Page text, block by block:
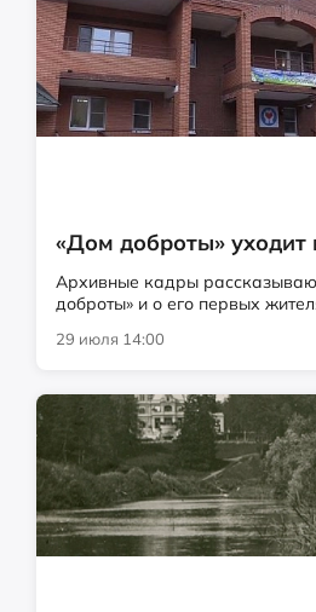
«Дом доброты» уходит
Архивные кадры
доброты» и о его первых
29 июля 14:00